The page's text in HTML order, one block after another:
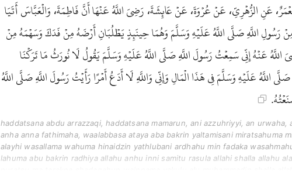
عَنِ الزُّهْرِيِّ، عَنْ عُرْوَةَ، عَنْ عَائِشَةَ، رَضِيَ اللَّهُ عَنْهَا أَنَّ فَاطِمَةَ، وَالْعَبَّاسَ أَتَيَا
رَسُولِ اللَّهِ صَلَّى اللَّهُ عَلَيْهِ وَسَلَّمَ وَهُمَا حِينَئِذٍ يَطْلُبَانِ أَرْضَهُ مِنْ فَدَكَ وَسَهْمَهُ مِنْ
عَنْهُ إِنِّي سَمِعْتُ رَسُولَ اللَّهِ صَلَّى اللَّهُ عَلَيْهِ وَسَلَّمَ يَقُولُ لَا نُورَثُ مَا تَرَكْنَا
عَلَيْهِ وَسَلَّمَ فِي هَذَا الْمَالِ وَإِنِّي وَاللَّهِ لَا أَدَعُ أَمْرًا رَأَيْتُ رَسُولَ اللَّهِ صَلَّى اللَّهُ
haddatsana abdu arrazzaqi, haddatsana mamarun, ani azzuhriyyi, an urwaha,
anha anna fathimaha, waalabbasa ataya aba bakrin yaltamisani miratsahuma
alayhi wasallama wahuma hinaidzin yathlubani ardhahu min fadaka
lahuma abu bakrin radhiya allahu anhu inni samitu rasula allahi shalla allahu